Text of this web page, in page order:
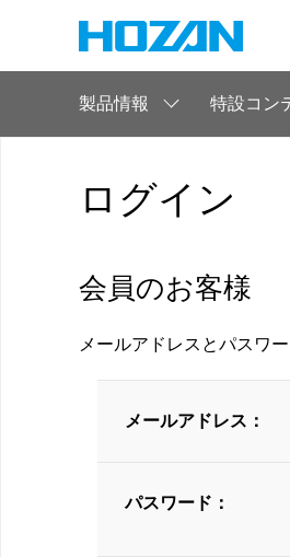
製品情報 特設コン
ログイン
会員のお客様
メールアドレスとパスワ
メールアドレス：
パスワード：